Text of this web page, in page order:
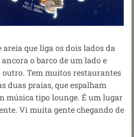
que liga os dois lados da
o barco de um lado e
outro. Tem muitos restaurantes
duas praias, que espalham
música tipo lounge. É um lugar
Vi muita gente chegando de